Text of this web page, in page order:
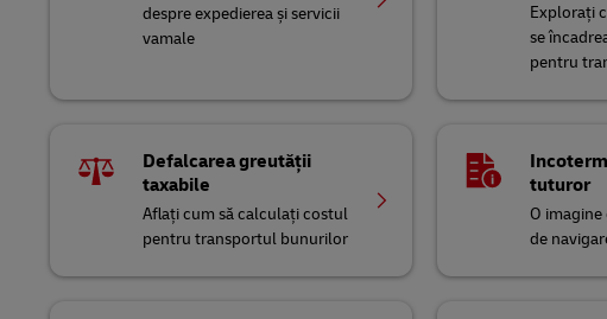
despre expedierea și servicii
vamale
Explorați
se
pentru
Defalcarea greutății
taxabile
Aflați cum să calculați costul
pentru transportul bunurilor
tuturor
O
de